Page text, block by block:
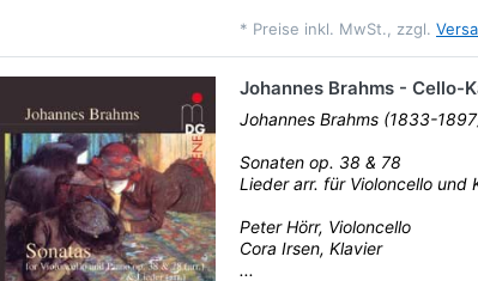
* Preise inkl. MwSt., zzgl.
Johannes Brahms - Cello-
Johannes Brahms (1833-
Sonaten op. 38 & 78
Lieder arr. für Violoncello und
Peter Hörr, Violoncello
Cora Irsen, Klavier
...